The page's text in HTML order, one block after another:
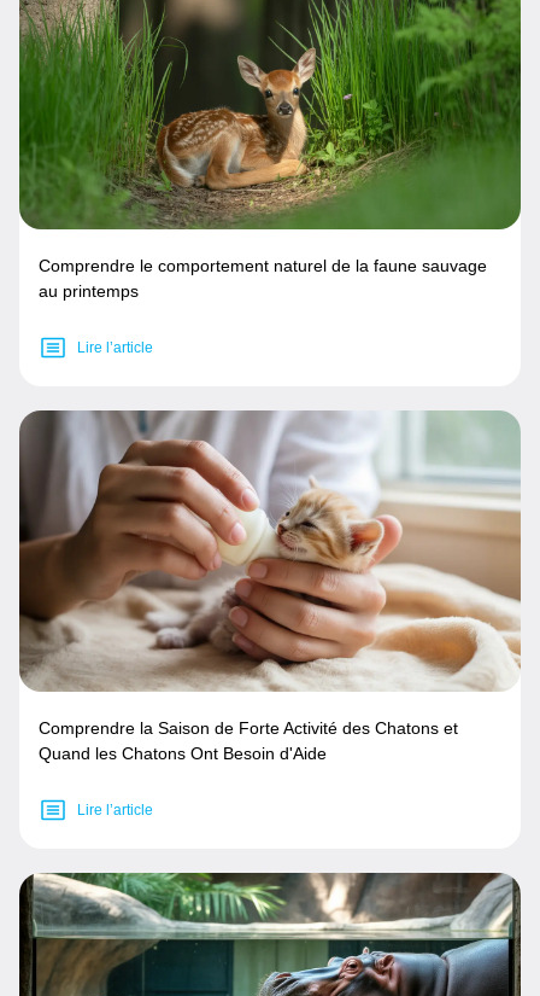
Comprendre le comportement naturel de la faune sauvage
au printemps
Lire l’article
Comprendre la Saison de Forte Activité des Chatons et
Quand les Chatons Ont Besoin d'Aide
Lire l’article